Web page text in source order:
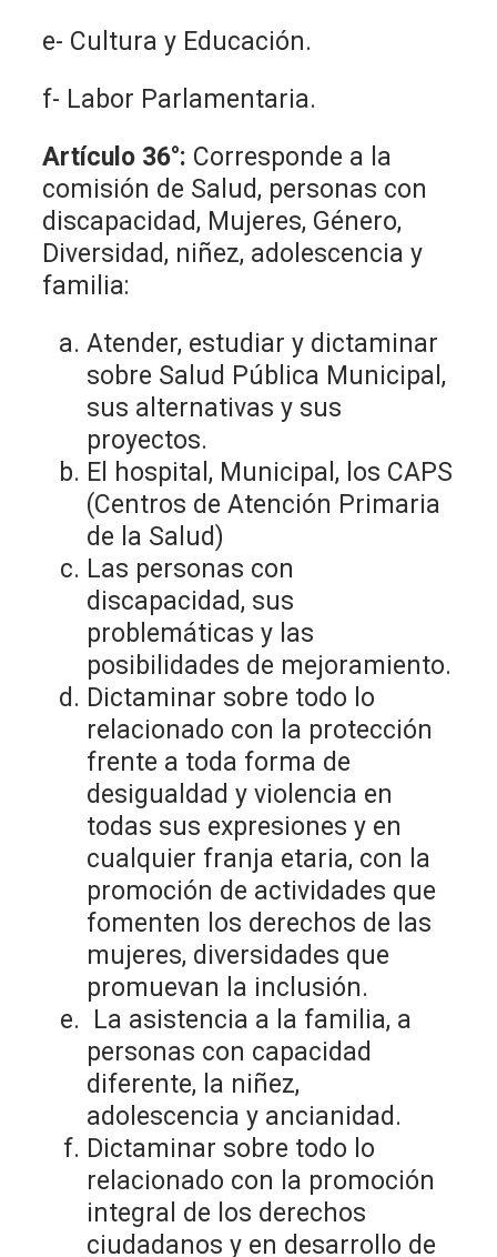
e- Cultura y Educación.
f- Labor Parlamentaria.
Artículo 36°: Corresponde a la
comisión de Salud, personas con
discapacidad, Mujeres, Género,
Diversidad, niñez, adolescencia y
familia:
Atender, estudiar y dictaminar
sobre Salud Pública Municipal,
sus alternativas y sus
proyectos.
El hospital, Municipal, los CAPS
(Centros de Atención Primaria
de la Salud)
Las personas con
discapacidad, sus
problemáticas y las
posibilidades de mejoramiento.
Dictaminar sobre todo lo
relacionado con la protección
frente a toda forma de
desigualdad y violencia en
todas sus expresiones y en
cualquier franja etaria, con la
promoción de actividades que
fomenten los derechos de las
mujeres, diversidades que
promuevan la inclusión.
La asistencia a la familia, a
personas con capacidad
diferente, la niñez,
adolescencia y ancianidad.
Dictaminar sobre todo lo
relacionado con la promoción
integral de los derechos
ciudadanos y en desarrollo de